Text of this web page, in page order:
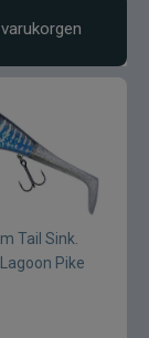
Tail Sink.
Pike